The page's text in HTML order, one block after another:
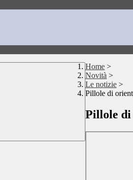
Home >
Novità >
Le notizie >
Pillole di
Pillole di